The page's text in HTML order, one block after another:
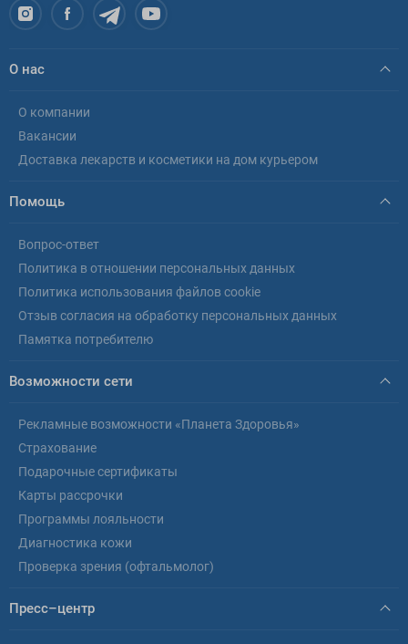
О нас
О компании
Вакансии
Доставка лекарств и косметики на дом курьером
Помощь
Вопрос-ответ
Политика в отношении персональных данных
Политика использования файлов cookie
Отзыв согласия на обработку персональных данных
Памятка потребителю
Возможности сети
Рекламные возможности «Планета Здоровья»
Страхование
Подарочные сертификаты
Карты рассрочки
Программы лояльности
Диагностика кожи
Проверка зрения (офтальмолог)
Пресс–центр